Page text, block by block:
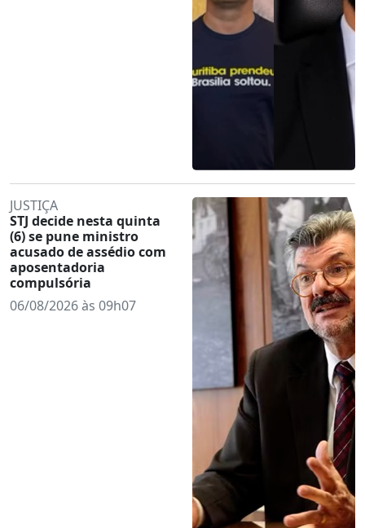
JUSTIÇA
STJ decide nesta quinta
(6) se pune ministro
acusado de assédio com
aposentadoria
compulsória
06/08/2026 às 09h07